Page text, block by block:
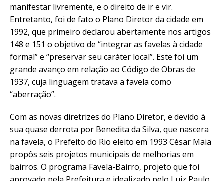
manifestar livremente, e o direito de ir e vir.
Entretanto, foi de fato o Plano Diretor da cidade em
1992, que primeiro declarou abertamente nos artigos
148 e 151 o objetivo de “integrar as favelas à cidade
formal” e “preservar seu caráter local”. Este foi um
grande avanço em relação ao Código de Obras de
1937, cuja linguagem tratava a favela como
“aberração”.
Com as novas diretrizes do Plano Diretor, e devido à
sua quase derrota por Benedita da Silva, que nascera
na favela, o Prefeito do Rio eleito em 1993 César Maia
propôs seis projetos municipais de melhorias em
bairros. O programa Favela-Bairro, projeto que foi